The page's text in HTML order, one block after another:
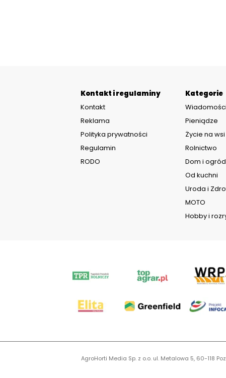
Kontakt i regulaminy
Kontakt
Reklama
Polityka prywatności
Regulamin
RODO
Kategorie
Wiadomości
Pieniądze
Życie na wsi
Rolnictwo
Dom i ogród
Od kuchni
Uroda i
MOTO
Hobby i
AgroHorti Media Sp. z o.o. ul. Metalowa 5, 60-118